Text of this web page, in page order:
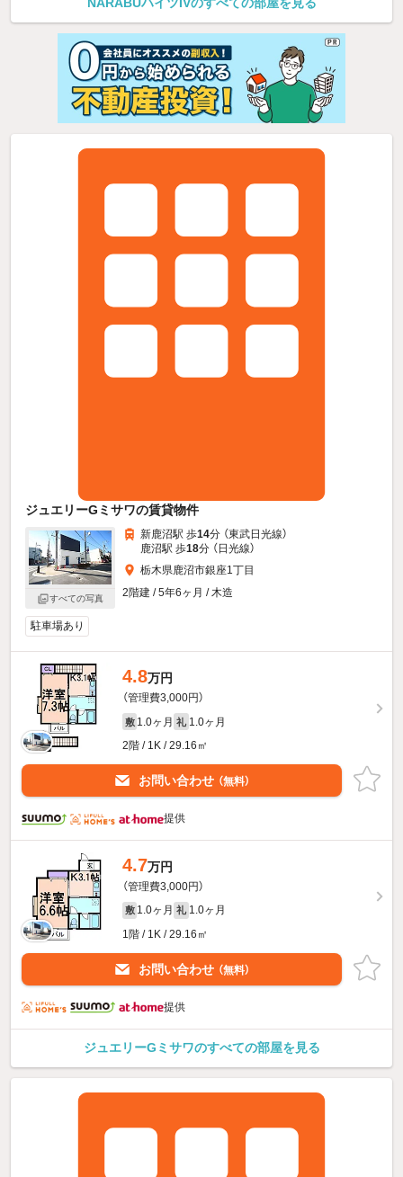
ジュエリーGミサワの賃貸物件
すべての写真
新鹿沼駅 歩14分 （東武日光線）
鹿沼駅 歩18分 （日光線）
栃木県鹿沼市銀座1丁目
2階建 / 5年6ヶ月 / 木造
駐車場あり
4.8万円
（管理費3,000円）
敷 1.0ヶ月 礼 1.0ヶ月
2階 / 1K / 29.16㎡
お問い合わせ （無料）
提供
4.7万円
（管理費3,000円）
敷 1.0ヶ月 礼 1.0ヶ月
1階 / 1K / 29.16㎡
お問い合わせ （無料）
提供
ジュエリーGミサワのすべての部屋を見る